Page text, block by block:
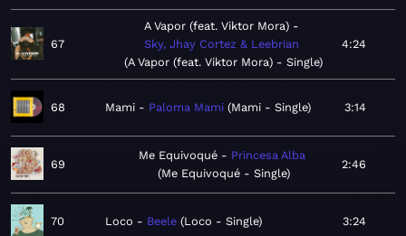
67
A Vapor (feat. Viktor Mora)
Sky, Jhay Cortez & Leebrian
A Vapor (feat. Viktor Mora) - Single
4:24
68 Mami Paloma Mami Mami - Single 3:14
69
Me Equivoqué
Princesa Alba
Me Equivoqué - Single
2:46
70 Loco Beele Loco - Single 3:24